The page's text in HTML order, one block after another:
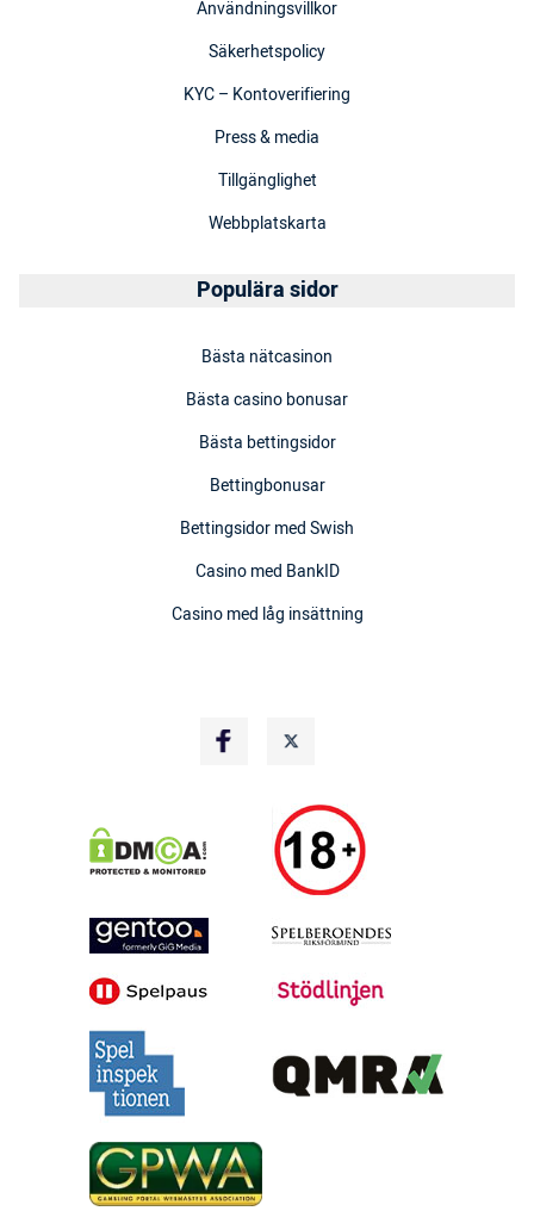
Användningsvillkor
Säkerhetspolicy
KYC – Kontoverifiering
Press & media
Tillgänglighet
Webbplatskarta
Populära sidor
Bästa nätcasinon
Bästa casino bonusar
Bästa bettingsidor
Bettingbonusar
Bettingsidor med Swish
Casino med BankID
Casino med låg insättning